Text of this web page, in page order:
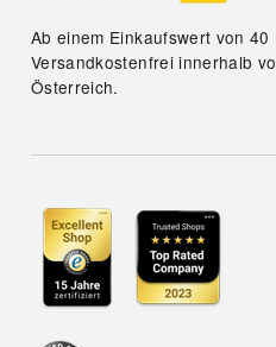
Ab einem Einkaufswert von 40
Versandkostenfrei innerhalb
Österreich.